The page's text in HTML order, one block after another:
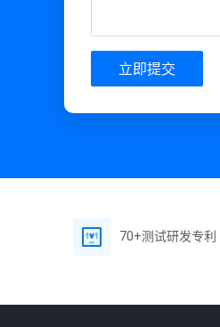
立即提交
70+测试研发专利